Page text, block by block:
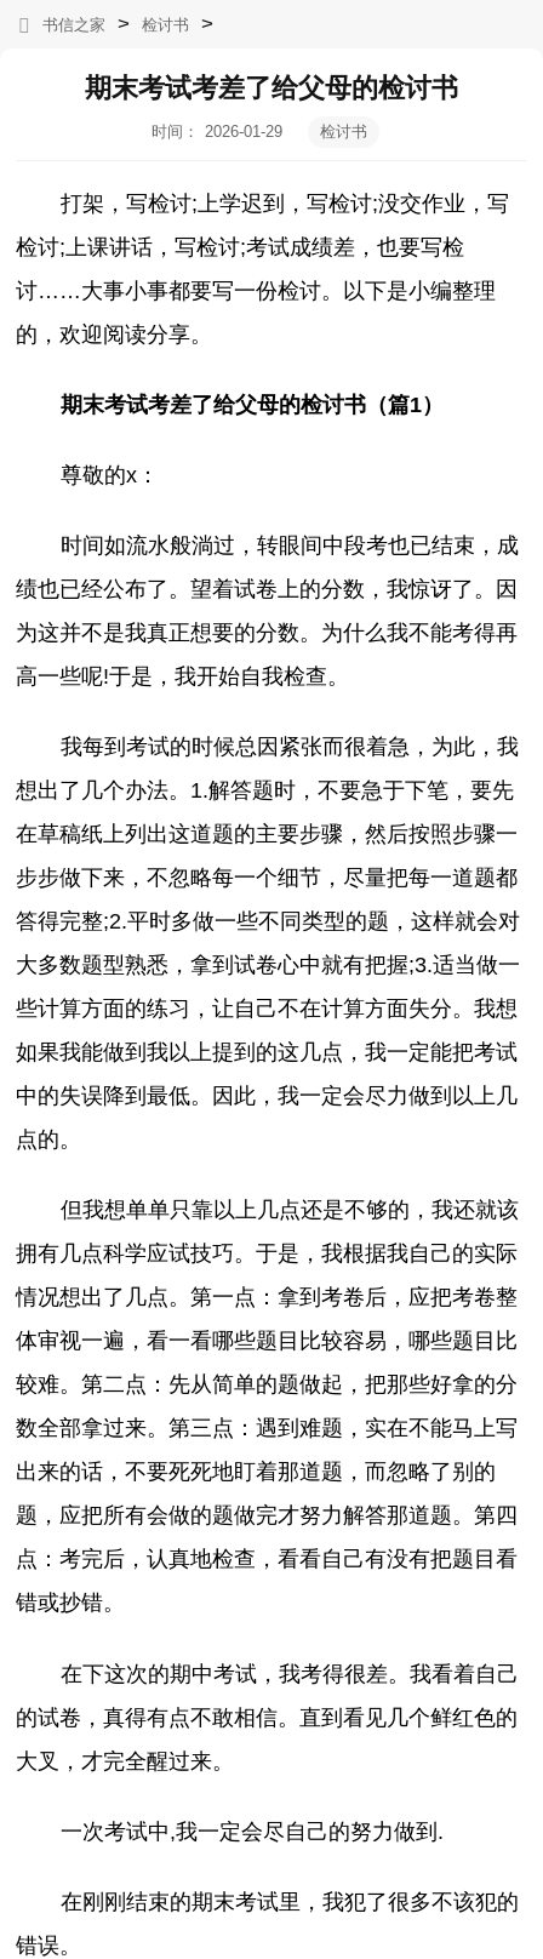
书信之家 > 检讨书 >
期末考试考差了给父母的检讨书
时间：
2026-01-29
检讨书
打架，写检讨;上学迟到，写检讨;没交作业，写
检讨;上课讲话，写检讨;考试成绩差，也要写检
讨……大事小事都要写一份检讨。以下是小编整理
的，欢迎阅读分享。
期末考试考差了给父母的检讨书（篇1）
尊敬的x：
时间如流水般淌过，转眼间中段考也已结束，成
绩也已经公布了。望着试卷上的分数，我惊讶了。因
为这并不是我真正想要的分数。为什么我不能考得再
高一些呢!于是，我开始自我检查。
我每到考试的时候总因紧张而很着急，为此，我
想出了几个办法。1.解答题时，不要急于下笔，要先
在草稿纸上列出这道题的主要步骤，然后按照步骤一
步步做下来，不忽略每一个细节，尽量把每一道题都
答得完整;2.平时多做一些不同类型的题，这样就会对
大多数题型熟悉，拿到试卷心中就有把握;3.适当做一
些计算方面的练习，让自己不在计算方面失分。我想
如果我能做到我以上提到的这几点，我一定能把考试
中的失误降到最低。因此，我一定会尽力做到以上几
点的。
但我想单单只靠以上几点还是不够的，我还就该
拥有几点科学应试技巧。于是，我根据我自己的实际
情况想出了几点。第一点：拿到考卷后，应把考卷整
体审视一遍，看一看哪些题目比较容易，哪些题目比
较难。第二点：先从简单的题做起，把那些好拿的分
数全部拿过来。第三点：遇到难题，实在不能马上写
出来的话，不要死死地盯着那道题，而忽略了别的
题，应把所有会做的题做完才努力解答那道题。第四
点：考完后，认真地检查，看看自己有没有把题目看
错或抄错。
在下这次的期中考试，我考得很差。我看着自己
的试卷，真得有点不敢相信。直到看见几个鲜红色的
大叉，才完全醒过来。
一次考试中,我一定会尽自己的努力做到.
在刚刚结束的期末考试里，我犯了很多不该犯的
错误。